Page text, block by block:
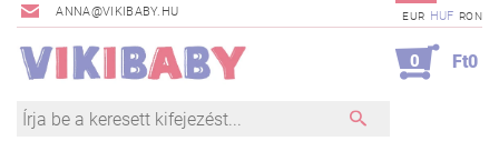
ANNA@VIKIBABY.HU EUR HUF RON
0 Ft0